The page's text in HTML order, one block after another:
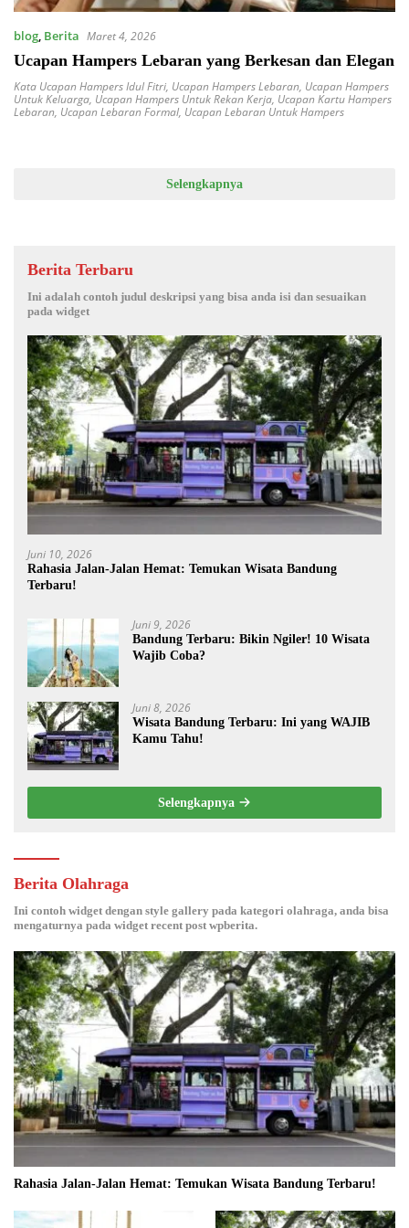
blog, Berita Maret 4, 2026
Ucapan Hampers Lebaran yang Berkesan dan Elegan
Kata Ucapan Hampers Idul Fitri, Ucapan Hampers Lebaran, Ucapan Hampers
Untuk Keluarga, Ucapan Hampers Untuk Rekan Kerja, Ucapan Kartu Hampers
Lebaran, Ucapan Lebaran Formal, Ucapan Lebaran Untuk Hampers
Selengkapnya
Berita Terbaru
Ini adalah contoh judul deskripsi yang bisa anda isi dan sesuaikan
pada widget
Juni 10, 2026
Rahasia Jalan-Jalan Hemat: Temukan Wisata Bandung
Terbaru!
Juni 9, 2026
Bandung Terbaru: Bikin Ngiler! 10 Wisata
Wajib Coba?
Juni 8, 2026
Wisata Bandung Terbaru: Ini yang WAJIB
Kamu Tahu!
Selengkapnya
Berita Olahraga
Ini contoh widget dengan style gallery pada kategori olahraga, anda bisa
mengaturnya pada widget recent post wpberita.
Rahasia Jalan-Jalan Hemat: Temukan Wisata Bandung Terbaru!